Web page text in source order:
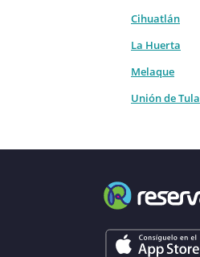
Cihuatlán
La Huerta
Melaque
Unión de Tula